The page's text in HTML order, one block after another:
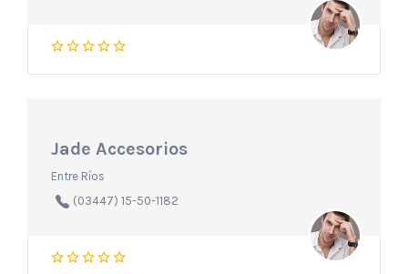
Jade Accesorios
Entre Ríos
(03447) 15-50-1182